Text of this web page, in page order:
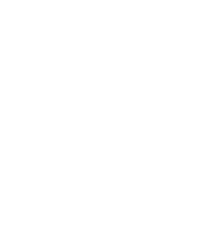
りも
見つ
意気
た元夫